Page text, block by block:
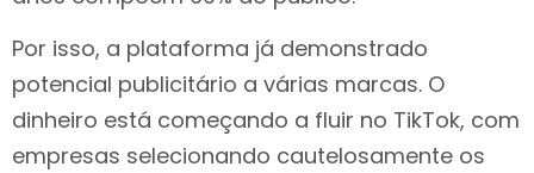
Por isso, a plataforma já demonstrado
potencial publicitário a várias marcas. O
dinheiro está começando a fluir no TikTok, com
empresas selecionando cautelosamente os